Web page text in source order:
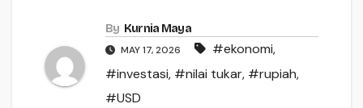
By Kurnia Maya
MAY 17, 2026 #ekonomi,
#investasi, #nilai tukar, #rupiah,
#USD